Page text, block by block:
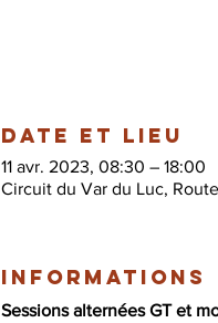
Date et lieu
11 avr. 2023, 08:30 – 18:00
Circuit du Var du Luc,
Informations
Sessions alternées GT et